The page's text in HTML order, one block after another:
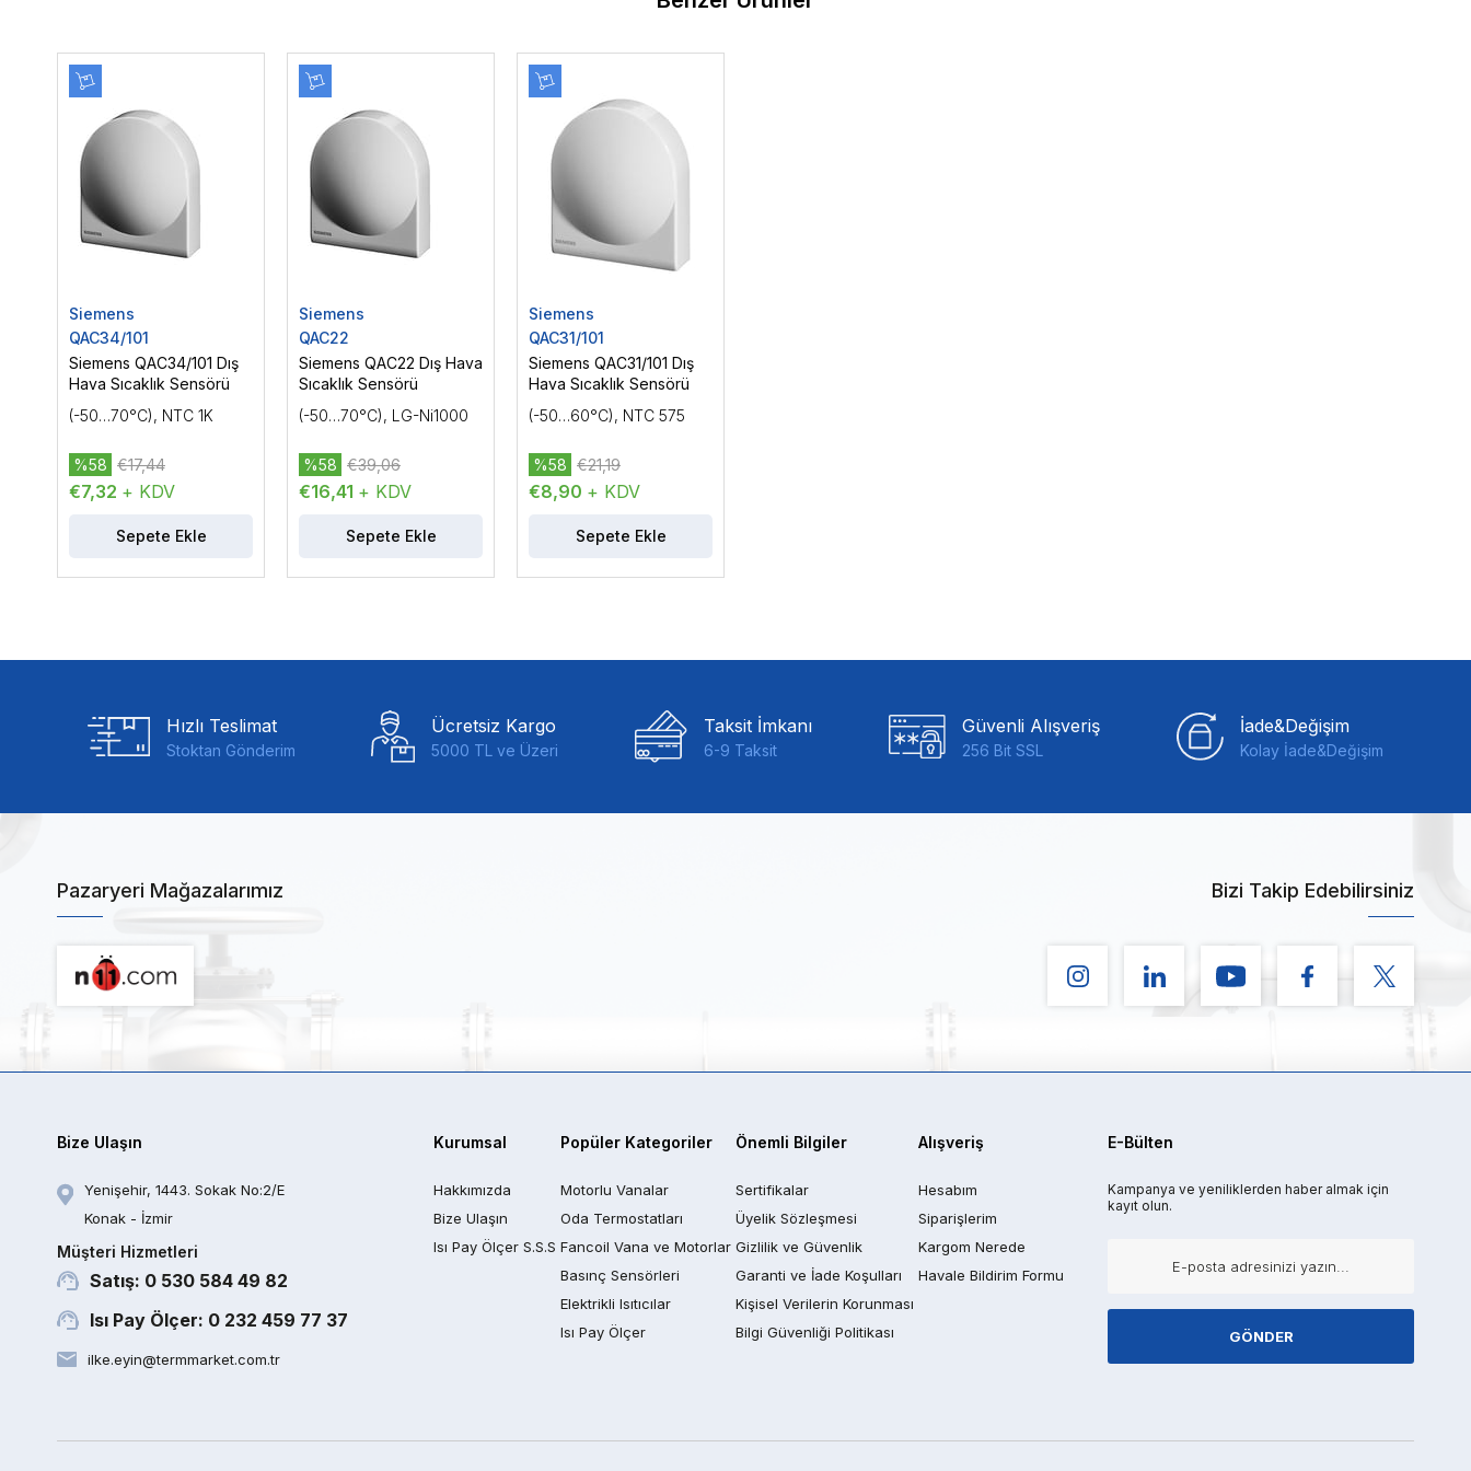
Siemens
QAC34/101
Siemens QAC34/101 Dış
Hava Sıcaklık Sensörü
(-50…70°C), NTC 1K
€7,32 + KDV
%58 €17,44
Sepete Ekle
Siemens
QAC22
Siemens QAC22 Dış Hava
Sıcaklık Sensörü
(-50…70°C), LG-Ni1000
€16,41 + KDV
%58 €39,06
Sepete Ekle
Siemens
QAC31/101
Siemens QAC31/101 Dış
Hava Sıcaklık Sensörü
(-50…60°C), NTC 575
€8,90 + KDV
%58 €21,19
Sepete Ekle
Hızlı Teslimat
Stoktan Gönderim
Ücretsiz Kargo
5000 TL ve Üzeri
Taksit İmkanı
6-9 Taksit
Güvenli Alışveriş
256 Bit SSL
İade&Değişim
Kolay İade&Değişim
Pazaryeri Mağazalarımız Bizi Takip Edebilirsiniz
Bize Ulaşın
Yenişehir, 1443. Sokak No:2/E
Konak - İzmir
Müşteri Hizmetleri
Satış: 0 530 584 49 82
Isı Pay Ölçer: 0 232 459 77 37
ilke.eyin@termmarket.com.tr
Kurumsal
Hakkımızda
Bize Ulaşın
Isı Pay Ölçer S.S.S
Popüler Kategoriler
Motorlu Vanalar
Oda Termostatları
Fancoil Vana ve Motorlar
Basınç Sensörleri
Elektrikli Isıtıcılar
Isı Pay Ölçer
Önemli Bilgiler
Sertifikalar
Üyelik Sözleşmesi
Gizlilik ve Güvenlik
Garanti ve İade Koşulları
Kişisel Verilerin Korunması
Bilgi Güvenliği Politikası
Alışveriş
Hesabım
Siparişlerim
Kargom Nerede
Havale Bildirim Formu
E-Bülten
Kampanya ve yeniliklerden haber almak için
kayıt olun.
GÖNDER